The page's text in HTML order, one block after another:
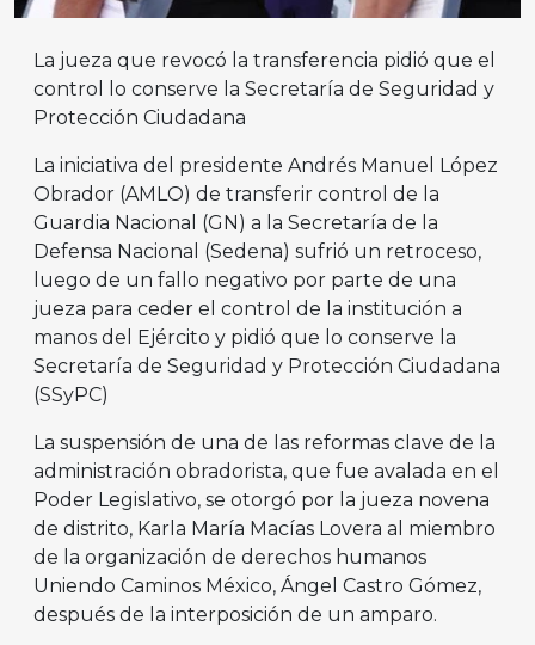
La jueza que revocó la transferencia pidió que el
control lo conserve la Secretaría de Seguridad y
Protección Ciudadana
La iniciativa del presidente Andrés Manuel López
Obrador (AMLO) de transferir control de la
Guardia Nacional (GN) a la Secretaría de la
Defensa Nacional (Sedena) sufrió un retroceso,
luego de un fallo negativo por parte de una
jueza para ceder el control de la institución a
manos del Ejército y pidió que lo conserve la
Secretaría de Seguridad y Protección Ciudadana
(SSyPC)
La suspensión de una de las reformas clave de la
administración obradorista, que fue avalada en el
Poder Legislativo, se otorgó por la jueza novena
de distrito, Karla María Macías Lovera al miembro
de la organización de derechos humanos
Uniendo Caminos México, Ángel Castro Gómez,
después de la interposición de un amparo.